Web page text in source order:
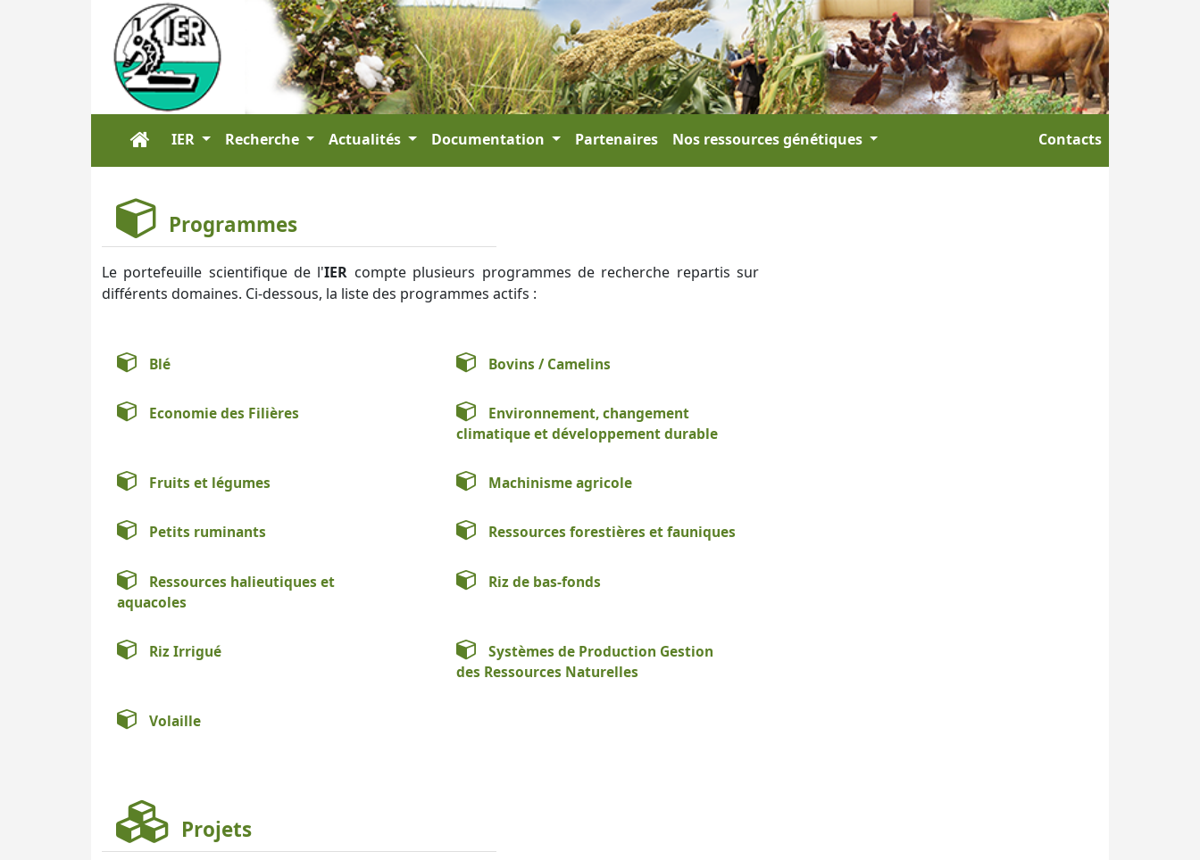
IER Recherche Actualités Documentation Partenaires Nos ressources génétiques Contacts
Programmes
Le portefeuille scientifique de l'IER compte plusieurs programmes de recherche repartis sur
différents domaines. Ci-dessous, la liste des programmes actifs :
Blé Bovins / Camelins
Economie des Filières
Environnement, changement
climatique et développement durable
Fruits et légumes Machinisme agricole
Petits ruminants Ressources forestières et fauniques
Ressources halieutiques et
aquacoles
Riz de bas-fonds
Riz Irrigué
Systèmes de Production Gestion
des Ressources Naturelles
Volaille
Projets